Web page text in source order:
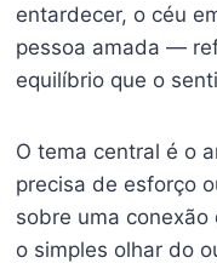
entardecer, o céu
pessoa amada —
equilíbrio que o
O tema central é o
precisa de esforço
sobre uma
o simples olhar do